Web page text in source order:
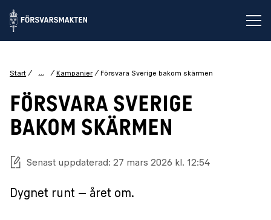
Start ... Kampanjer Försvara Sverige bakom skärmen
FÖRSVARA SVERIGE
BAKOM SKÄRMEN
Senast uppdaterad: 27 mars 2026 kl. 12:54
Dygnet runt – året om.